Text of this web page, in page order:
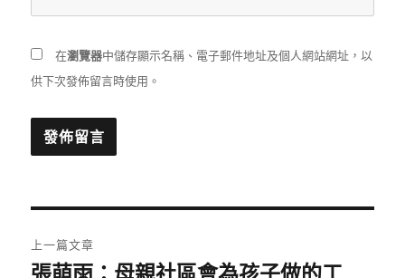
在瀏覽器中儲存顯示名稱、電子郵件地址及個人網站網址，以
供下次發佈留言時使用。
章
上一篇文章
上